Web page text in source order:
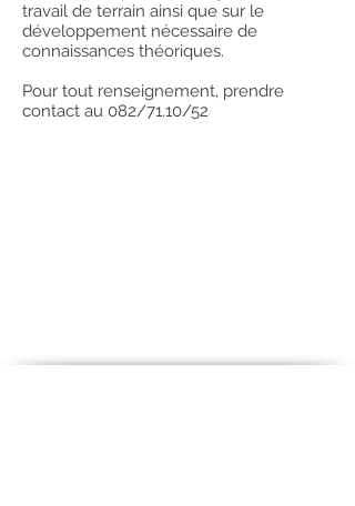
travail de terrain ainsi que sur le
développement nécessaire de
connaissances théoriques.
Pour tout renseignement, prendre
contact au 082/71.10/52